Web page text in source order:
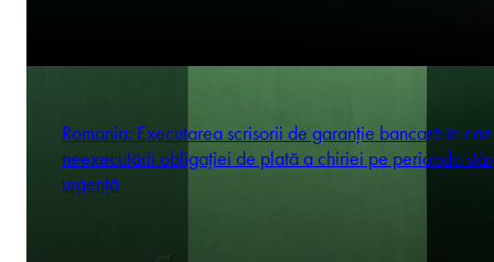
Romania: Executarea scrisorii de garanție bancară în
neexecutării obligației de plată a chiriei pe perioada
urgență